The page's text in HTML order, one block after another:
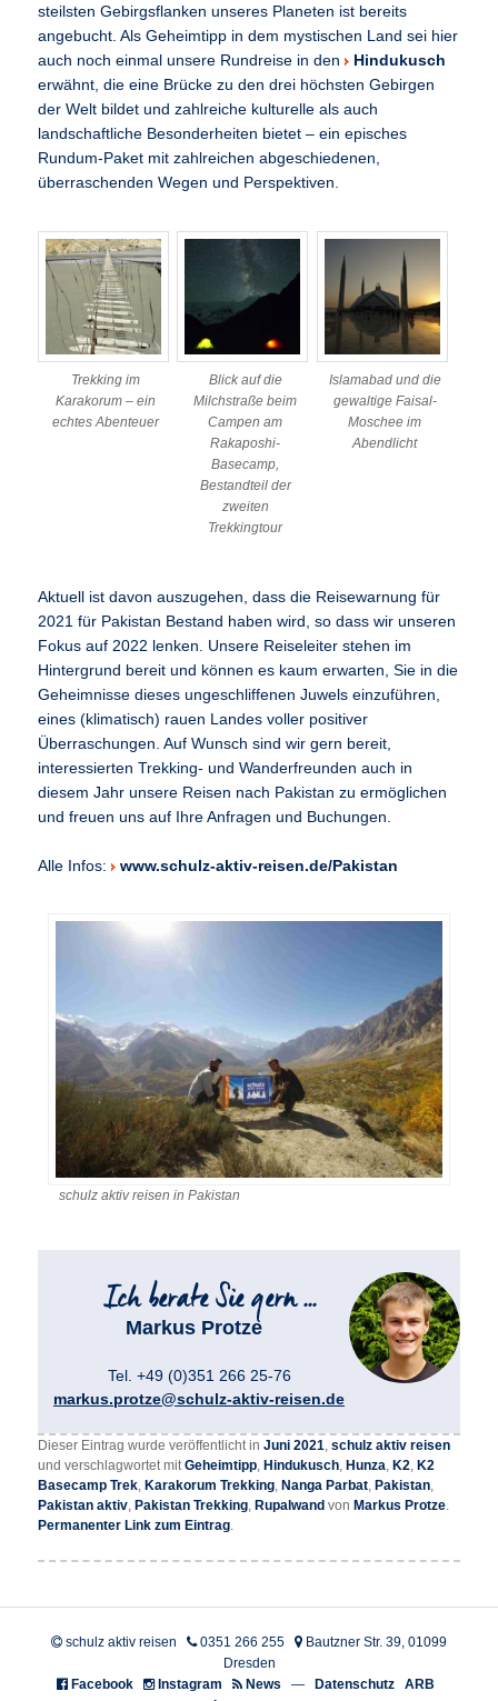
steilsten Gebirgsflanken unseres Planeten ist bereits
angebucht. Als Geheimtipp in dem mystischen Land sei hier
auch noch einmal unsere Rundreise in den
Hindukusch
erwähnt, die eine Brücke zu den drei höchsten Gebirgen
der Welt bildet und zahlreiche kulturelle als auch
landschaftliche Besonderheiten bietet – ein episches
Rundum-Paket mit zahlreichen abgeschiedenen,
überraschenden Wegen und Perspektiven.
Trekking im
Karakorum – ein
echtes Abenteuer
Blick auf die
Milchstraße beim
Campen am
Rakaposhi-
Basecamp,
Bestandteil der
zweiten
Trekkingtour
Islamabad und die
gewaltige Faisal-
Moschee im
Abendlicht
Aktuell ist davon auszugehen, dass die Reisewarnung für
2021 für Pakistan Bestand haben wird, so dass wir unseren
Fokus auf 2022 lenken. Unsere Reiseleiter stehen im
Hintergrund bereit und können es kaum erwarten, Sie in die
Geheimnisse dieses ungeschliffenen Juwels einzuführen,
eines (klimatisch) rauen Landes voller positiver
Überraschungen. Auf Wunsch sind wir gern bereit,
interessierten Trekking- und Wanderfreunden auch in
diesem Jahr unsere Reisen nach Pakistan zu ermöglichen
und freuen uns auf Ihre Anfragen und Buchungen.
Alle Infos: www.schulz-aktiv-reisen.de/Pakistan
schulz aktiv reisen in Pakistan
Markus Protze
Tel. +49 (0)351 266 25-76
markus.protze@schulz-aktiv-reisen.de
Dieser Eintrag wurde veröffentlicht inJuni 2021 ,schulz aktiv reisen
und verschlagwortet mitGeheimtipp ,Hindukusch ,Hunza ,K2 ,K2
Basecamp Trek ,Karakorum Trekking ,Nanga Parbat ,Pakistan
Pakistan aktiv ,Pakistan Trekking ,Rupalwand vonMarkus Protze
Permanenter Link zum Eintrag
schulz aktiv reisen 0351 266 255
Bautzner Str. 39, 01099
Dresden
Facebook
Instagram News — Datenschutz
ARB